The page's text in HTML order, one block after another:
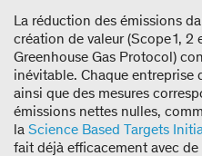
La réduction des émissions
création de valeur (Scope 1, 2
Greenhouse Gas Protocol)
inévitable. Chaque entreprise
ainsi que des mesures
émissions nettes nulles,
la Science Based Targets
fait déjà efficacement avec